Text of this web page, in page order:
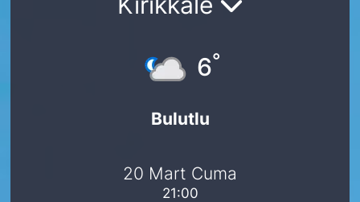
6°
Bulutlu
20 Mart Cuma
21:00